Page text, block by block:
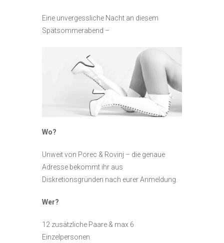
Eine unvergessliche Nacht an diesem
Spätsommerabend –
Wo?
Unweit von Porec & Rovinj – die genaue
Adresse bekommt ihr aus
Diskretionsgründen nach eurer Anmeldung.
Wer?
12 zusätzliche Paare & max 6
Einzelpersonen